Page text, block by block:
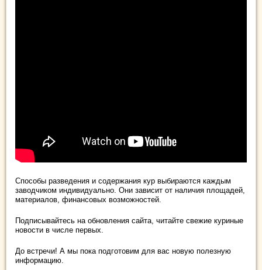
Способы разведения и содержания кур выбираются каждым
заводчиком индивидуально. Они зависит от наличия площадей,
материалов, финансовых возможностей.
Подписывайтесь на обновления сайта, читайте свежие куриные
новости в числе первых.
До встречи! А мы пока подготовим для вас новую полезную
информацию.